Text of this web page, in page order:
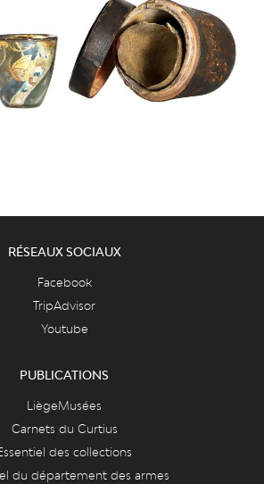
RÉSEAUX SOCIAUX
Facebook
TripAdvisor
Youtube
PUBLICATIONS
LiègeMusées
Carnets du Curtius
des collections
du département des armes